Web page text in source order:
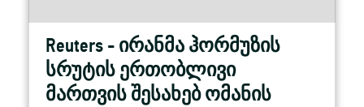
Reuters - ირანმა ჰორმუზის
სრუტის ერთობლივი
მართვის შესახებ ომანის